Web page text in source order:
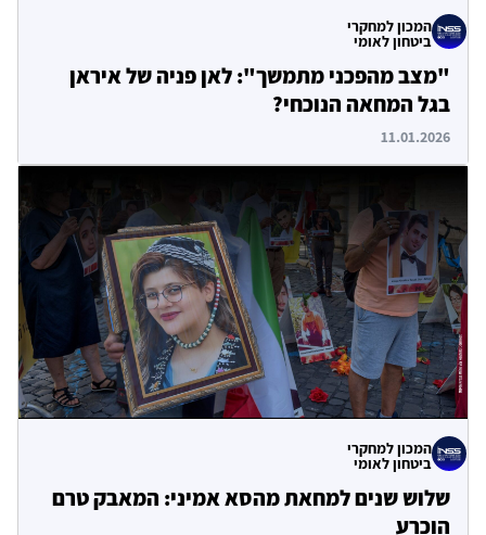
המכון למחקרי
ביטחון לאומי
"מצב מהפכני מתמשך": לאן פניה של איראן
בגל המחאה הנוכחי?
11.01.2026
המכון למחקרי
ביטחון לאומי
שלוש שנים למחאת מהסא אמיני: המאבק טרם
הוכרע